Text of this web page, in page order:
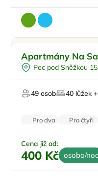
Pro skupiny
U lyžařského střediska
Zvířata povolena
Apartmány Na
Pec pod Sněžkou
49 osob 40 lůžek
Pro dva Pro čtyři
Venkovní posezení
Cena již od:
400 Kč osoba/noc